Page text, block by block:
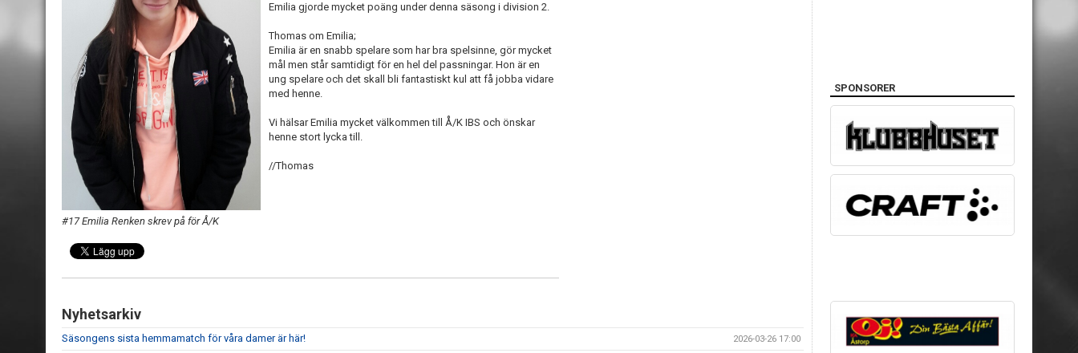
#17 Emilia Renken skrev på för Å/K
Emilia gjorde mycket poäng under denna säsong i division 2.
Thomas om Emilia;
Emilia är en snabb spelare som har bra spelsinne, gör mycket
mål men står samtidigt för en hel del passningar. Hon är en
ung spelare och det skall bli fantastiskt kul att få jobba vidare
med henne.
Vi hälsar Emilia mycket välkommen till Å/K IBS och önskar
henne stort lycka till.
//Thomas
Nyhetsarkiv
Säsongens sista hemmamatch för våra damer är här! 2026-03-26 17:00
SPONSORER